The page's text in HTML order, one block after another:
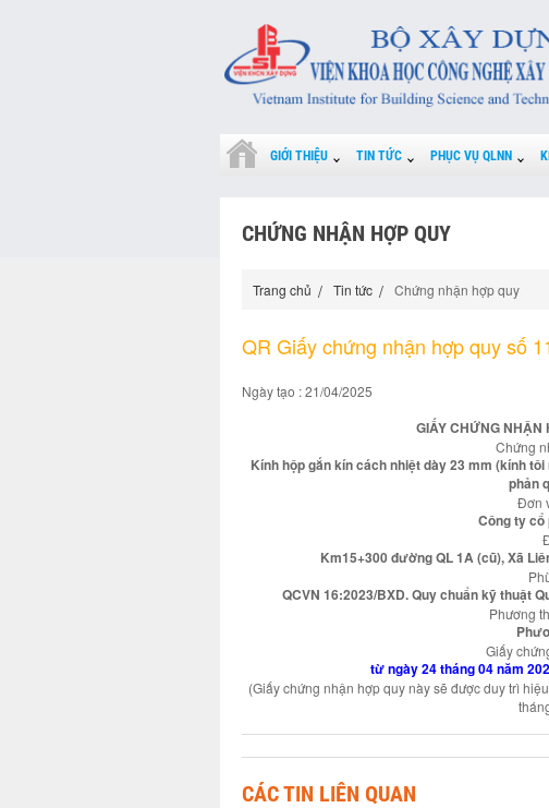
GIỚI THIỆU TIN TỨC PHỤC VỤ QLNN
CHỨNG NHẬN HỢP QUY
Trang chủ Tin tức Chứng nhận hợp quy
QR Giấy chứng nhận hợp quy số
Ngày tạo : 21/04/2025
GIẤY CHỨNG NHẬN
Chứng
Kính hộp gắn kín cách nhiệt dày 23 mm (kính
phản
Đơn
Công ty cổ
Km15+300 đường QL 1A (cũ), Xã
QCVN 16:2023/BXD. Quy chuẩn kỹ thuật
Phương
Giấy
từ ngày 24 tháng 04 năm
(Giấy chứng nhận hợp quy này sẽ được duy trì
CÁC TIN LIÊN QUAN